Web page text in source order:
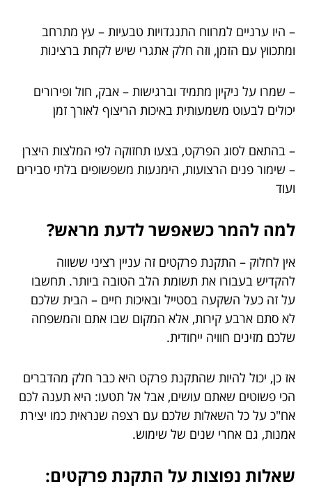
– היו ערניים למרווח התנגדויות טבעיות – עץ מתרחב
ומתכווץ עם הזמן, וזה חלק אתגרי שיש לקחת ברצינות
– שמרו על ניקיון מתמיד וברגישות – אבק, חול ופירורים
יכולים לבעוט משמעותית באיכות הריצוף לאורך זמן
– בהתאם לסוג הפרקט, בצעו תחזוקה לפי המלצות היצרן
– שימור פנים הרצועות, הימנעות משפשופים בלתי סבירים
ועוד
למה להמר כשאפשר לדעת מראש?
אין לחלוק – התקנת פרקטים זה עניין רציני ששווה
להקדיש בעבורו את תשומת הלב הטובה ביותר. תחשבו
על זה כעל השקעה בסטייל ובאיכות חיים – הבית שלכם
לא סתם ארבע קירות, אלא המקום שבו אתם והמשפחה
שלכם מזינים חוויה ייחודית.
אז כן, יכול להיות שהתקנת פרקט היא כבר חלק מהדברים
הכי פשוטים שאתם עושים, אבל אל תטעו: היא תענה לכם
אח"כ על כל השאלות שלכם עם רצפה שנראית כמו יצירת
אמנות, גם אחרי שנים של שימוש.
שאלות נפוצות על התקנת פרקטים: